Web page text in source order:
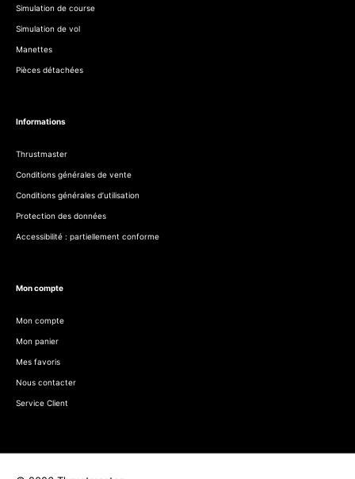
Simulation de course
Simulation de vol
Manettes
Pièces détachées
Informations
Thrustmaster
Conditions générales de vente
Conditions générales d’utilisation
Protection des données
Accessibilité : partiellement conforme
Mon compte
Mon compte
Mon panier
Mes favoris
Nous contacter
Service Client